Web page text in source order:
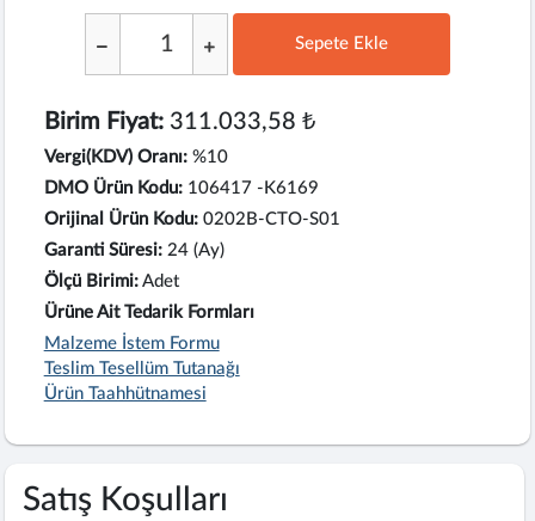
Sepete Ekle
Birim Fiyat:311.033,58 ₺
Vergi(KDV) Oranı: %10
DMO Ürün Kodu: 106417 -K6169
Orijinal Ürün Kodu: 0202B-CTO-S01
Garanti Süresi: 24 (Ay)
Ölçü Birimi: Adet
Ürüne Ait Tedarik Formları
Malzeme İstem Formu
Teslim Tesellüm Tutanağı
Ürün Taahhütnamesi
Satış Koşulları